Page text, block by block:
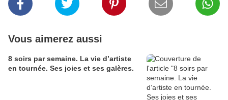
Vous aimerez aussi
8 soirs par semaine. La vie d’artiste
en tournée. Ses joies et ses galères.